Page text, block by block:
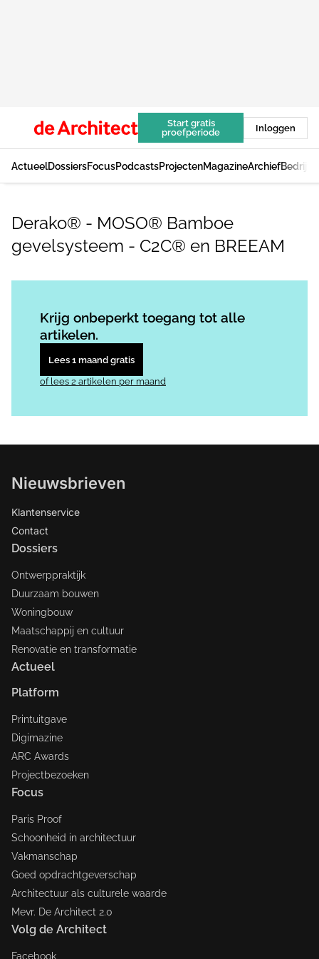
Start gratis
proefperiode
Inloggen
ActueelDossiersFocusPodcastsProjectenMagazineArchief
Derako® - MOSO® Bamboe
gevelsysteem - C2C® en BREEAM
Krijg onbeperkt toegang tot alle
artikelen.
Lees 1 maand gratis
of lees 2 artikelen per maand
Nieuwsbrieven
Klantenservice
Contact
Dossiers
Ontwerppraktijk
Duurzaam bouwen
Woningbouw
Maatschappij en cultuur
Renovatie en transformatie
Actueel
Platform
Printuitgave
Digimazine
ARC Awards
Projectbezoeken
Focus
Paris Proof
Schoonheid in architectuur
Vakmanschap
Goed opdrachtgeverschap
Architectuur als culturele waarde
Mevr. De Architect 2.0
Volg de Architect
Facebook